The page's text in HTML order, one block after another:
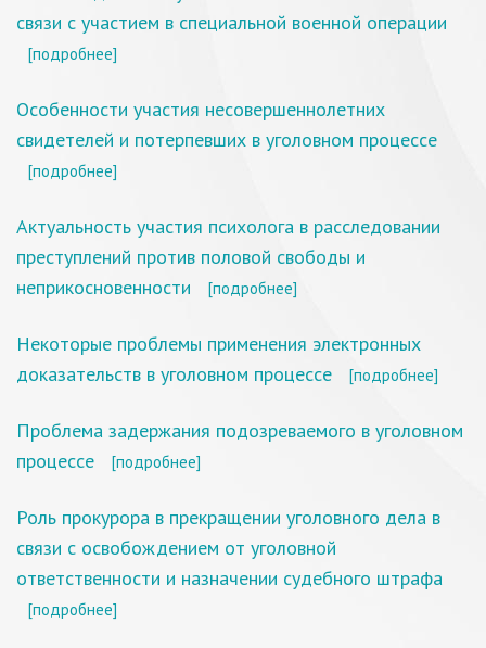
связи с участием в специальной военной операции
[подробнее]
Особенности участия несовершеннолетних
свидетелей и потерпевших в уголовном процессе
[подробнее]
Актуальность участия психолога в расследовании
преступлений против половой свободы и
неприкосновенности
[подробнее]
Некоторые проблемы применения электронных
доказательств в уголовном процессе
[подробнее]
Проблема задержания подозреваемого в уголовном
процессе
[подробнее]
Роль прокурора в прекращении уголовного дела в
связи с освобождением от уголовной
ответственности и назначении судебного штрафа
[подробнее]